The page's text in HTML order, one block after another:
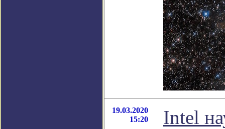
19.03.2020
15:20
Intel